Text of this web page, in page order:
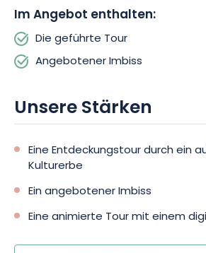
Zwischen Kulturerbe, Geschichte und
Aktivität dazu ein, die mittelalterliche
Vogesen wiederzuentdecken. Buchen Sie
von Lothringen.
Im Angebot enthalten:
Die geführte Tour
Angebotener Imbiss
Unsere Stärken
Eine Entdeckungstour durch ein
Kulturerbe
Ein angebotener Imbiss
Eine animierte Tour mit einem